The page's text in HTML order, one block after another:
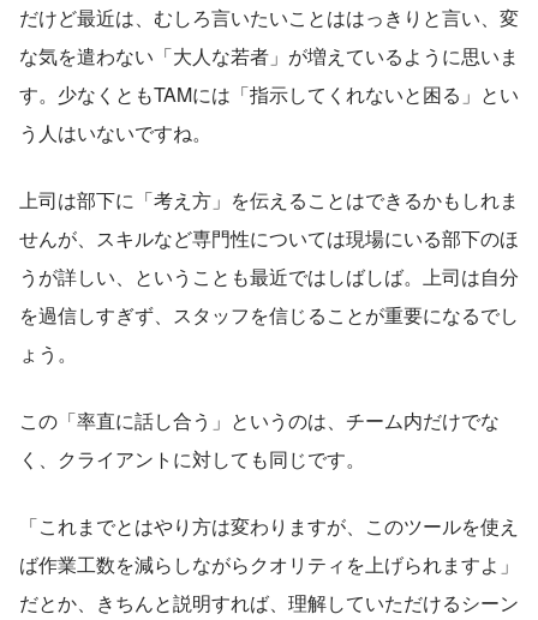
だけど最近は、むしろ言いたいことははっきりと言い、変
な気を遣わない「大人な若者」が増えているように思いま
す。少なくともTAMには「指示してくれないと困る」とい
う人はいないですね。
上司は部下に「考え方」を伝えることはできるかもしれま
せんが、スキルなど専門性については現場にいる部下のほ
うが詳しい、ということも最近ではしばしば。上司は自分
を過信しすぎず、スタッフを信じることが重要になるでし
ょう。
この「率直に話し合う」というのは、チーム内だけでな
く、クライアントに対しても同じです。
「これまでとはやり方は変わりますが、このツールを使え
ば作業工数を減らしながらクオリティを上げられますよ」
だとか、きちんと説明すれば、理解していただけるシーン